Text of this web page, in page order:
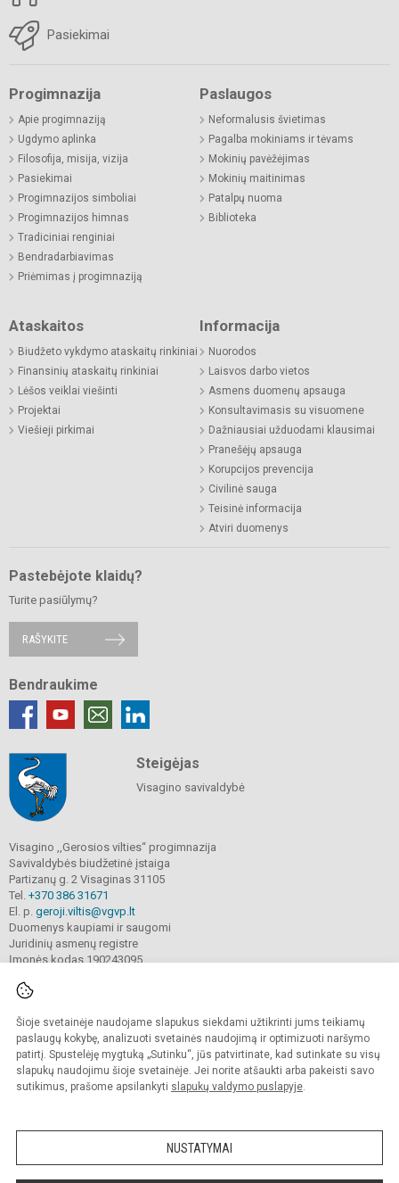
Šioje svetainėje naudojame slapukus siekdami užtikrinti jums teikiamų
paslaugų kokybę, analizuoti svetainės naudojimą ir optimizuoti naršymo
patirtį. Spustelėję mygtuką „Sutinku“, jūs patvirtinate, kad sutinkate su visų
slapukų naudojimu šioje svetainėje. Jei norite atšaukti arba pakeisti savo
sutikimus, prašome apsilankyti slapukų valdymo puslapyje.
NUSTATYMAI
Pasiekimai
Progimnazija
Apie progimnaziją
Ugdymo aplinka
Filosofija, misija, vizija
Pasiekimai
Progimnazijos simboliai
Progimnazijos himnas
Tradiciniai renginiai
Bendradarbiavimas
Priėmimas į progimnaziją
Paslaugos
Neformalusis švietimas
Pagalba mokiniams ir tėvams
Mokinių pavėžėjimas
Mokinių maitinimas
Patalpų nuoma
Biblioteka
Ataskaitos
Biudžeto vykdymo ataskaitų rinkiniai
Finansinių ataskaitų rinkiniai
Lėšos veiklai viešinti
Projektai
Viešieji pirkimai
Informacija
Nuorodos
Laisvos darbo vietos
Asmens duomenų apsauga
Konsultavimasis su visuomene
Dažniausiai užduodami klausimai
Pranešėjų apsauga
Korupcijos prevencija
Civilinė sauga
Teisinė informacija
Atviri duomenys
Pastebėjote klaidų?
Turite pasiūlymų?
RAŠYKITE
Bendraukime
Steigėjas
Visagino savivaldybė
Visagino ,,Gerosios vilties“ progimnazija
Savivaldybės biudžetinė įstaiga
Partizanų g. 2 Visaginas 31105
Tel. +370 386 31671
El. p. geroji.viltis@vgvp.lt
Duomenys kaupiami ir saugomi
Juridinių asmenų registre
Įmonės kodas 190243095
© 2025. Visagino ,,Gerosios vilties“ progimnazija. Visos teisės saugomos.
Kopijuoti turinį be raštiško įstaigos administracijos sutikimo griežtai draudžiama.
Prieinamumo paraiška Slapukų valdymas
Sumanus būdas atnaujinti